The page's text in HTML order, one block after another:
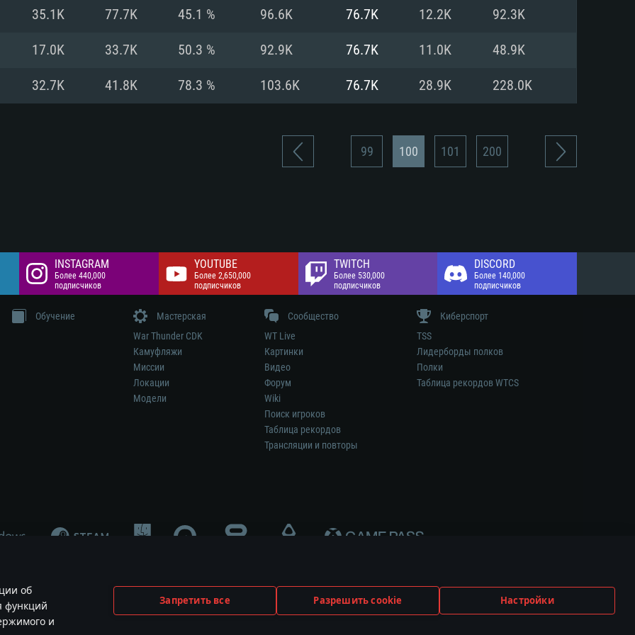
об
функций
и
Запретить все Разрешить cookie Настройки
Интернету
Место на жестком диске: 75.9 Гб
разрешение - Место на жестком диске: 75.9 Гб
35.1K 77.7K 45.1 % 96.6K 76.7K 12.2K 92.3K
17.0K 33.7K 50.3 % 92.9K 76.7K 11.0K 48.9K
32.7K 41.8K 78.3 % 103.6K 76.7K 28.9K 228.0K
99 100 101 200
INSTAGRAM
Более 440,000
подписчиков
YOUTUBE
Более 2,650,000
подписчиков
TWITCH
Более 530,000
подписчиков
DISCORD
Более 140,000
подписчиков
Обучение
Мастерская
War Thunder CDK
Камуфляжи
Миссии
Локации
Модели
Сообщество
WT Live
Картинки
Видео
Форум
Wiki
Поиск игроков
Таблица рекордов
Трансляции и повторы
Киберспорт
TSS
Лидерборды полков
Полки
Таблица рекордов WTCS
отношения к этой игре и не является её спонсором либо рекламодателем.
и логотипы принадлежат их соответствующим правообладателям.